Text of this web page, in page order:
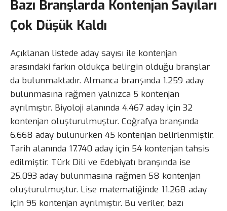
Bazı Branşlarda Kontenjan Sayıları
Çok Düşük Kaldı
Açıklanan listede aday sayısı ile kontenjan
arasındaki farkın oldukça belirgin olduğu branşlar
da bulunmaktadır. Almanca branşında 1.259 aday
bulunmasına rağmen yalnızca 5 kontenjan
ayrılmıştır. Biyoloji alanında 4.467 aday için 32
kontenjan oluşturulmuştur. Coğrafya branşında
6.668 aday bulunurken 45 kontenjan belirlenmiştir.
Tarih alanında 17.740 aday için 54 kontenjan tahsis
edilmiştir. Türk Dili ve Edebiyatı branşında ise
25.093 aday bulunmasına rağmen 58 kontenjan
oluşturulmuştur. Lise matematiğinde 11.268 aday
için 95 kontenjan ayrılmıştır. Bu veriler, bazı